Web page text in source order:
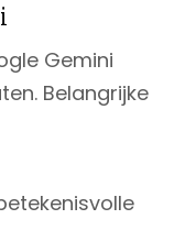
Gemini
Belangrijke